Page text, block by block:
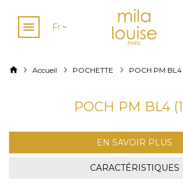
Fr
Accueil POCHETTE POCH PM BL4
POCH PM BL4
EN SAVOIR PLUS
CARACTÉRISTIQUES